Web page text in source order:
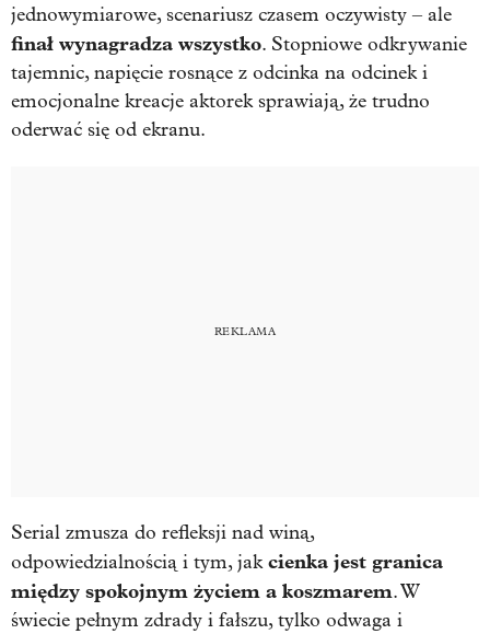
jednowymiarowe, scenariusz czasem oczywisty – ale
finał wynagradza wszystko. Stopniowe odkrywanie
tajemnic, napięcie rosnące z odcinka na odcinek i
emocjonalne kreacje aktorek sprawiają, że trudno
oderwać się od ekranu.
Serial zmusza do refleksji nad winą,
odpowiedzialnością i tym, jakcienka jest granica
między spokojnym życiem a koszmarem. W
świecie pełnym zdrady i fałszu, tylko odwaga i